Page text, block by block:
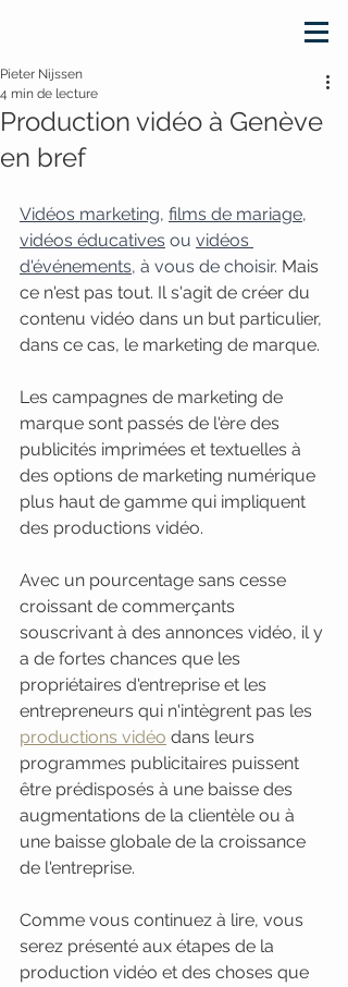
Production vidéo à Genève
en bref
Pieter Nijssen
4 min de lecture
Vidéos marketing, films de mariage,
vidéos éducatives ou vidéos
d'événements, à vous de choisir. Mais
ce n'est pas tout. Il s'agit de créer du
contenu vidéo dans un but particulier,
dans ce cas, le marketing de marque.
Les campagnes de marketing de
marque sont passés de l'ère des
publicités imprimées et textuelles à
des options de marketing numérique
plus haut de gamme qui impliquent
des productions vidéo.
Avec un pourcentage sans cesse
croissant de commerçants
souscrivant à des annonces vidéo, il y
a de fortes chances que les
propriétaires d'entreprise et les
entrepreneurs qui n'intègrent pas les
productions vidéo dans leurs
programmes publicitaires puissent
être prédisposés à une baisse des
augmentations de la clientèle ou à
une baisse globale de la croissance
de l'entreprise.
Comme vous continuez à lire, vous
serez présenté aux étapes de la
production vidéo et des choses que